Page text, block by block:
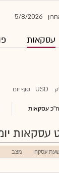
5/8/2026
עסקאות
USD סוף יום
עסקאות
עסקאות
עסקה מצב